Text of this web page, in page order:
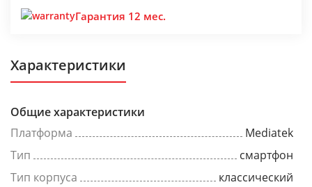
Гарантия 12 мес.
Характеристики
Общие характеристики
Платформа
Mediatek
Тип
смартфон
Тип корпуса
классический